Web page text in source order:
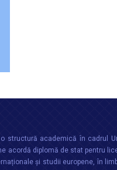
structură academică în cadrul
acordă diplomă de stat pentru
şi studii europene, în